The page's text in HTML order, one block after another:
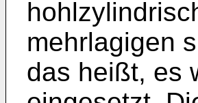
mehrlagigen
das heißt, es